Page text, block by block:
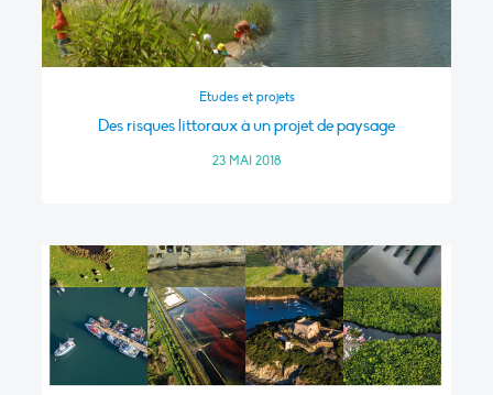
Etudes et projets
Des risques littoraux à un projet de paysage
23 MAI 2018